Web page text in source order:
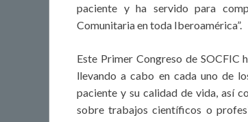
paciente y ha servido para
Comunitaria en toda Iberoamérica”.
Este Primer Congreso de SOCFIC
llevando a cabo en cada uno de
paciente y su calidad de vida, así
sobre trabajos científicos o